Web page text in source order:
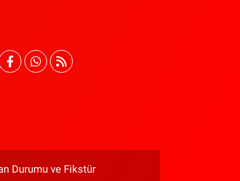
Durumu ve Fikstür